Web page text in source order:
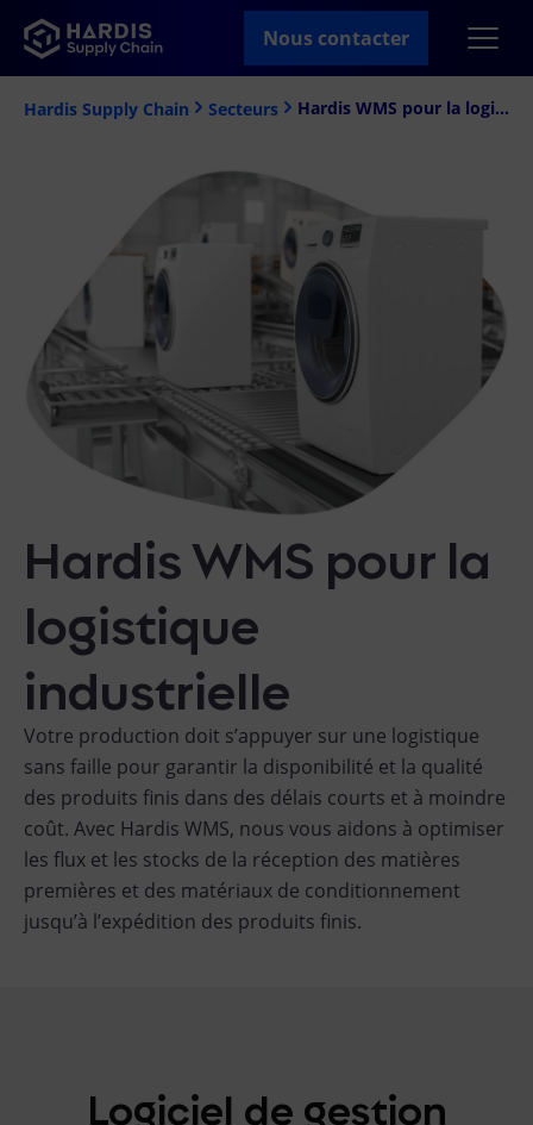
Nous contacter
Hardis Supply Chain Secteurs Hardis WMS pour la logistique industrielle
Hardis WMS pour la
logistique
industrielle
Votre production doit s’appuyer sur une logistique
sans faille pour garantir la disponibilité et la qualité
des produits finis dans des délais courts et à moindre
coût. Avec Hardis WMS, nous vous aidons à optimiser
les flux et les stocks de la réception des matières
premières et des matériaux de conditionnement
jusqu’à l’expédition des produits finis.
Logiciel de gestion